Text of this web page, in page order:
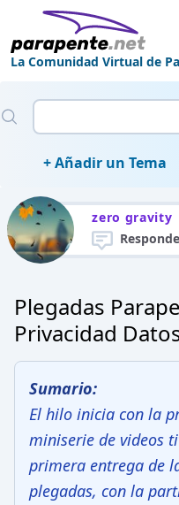
La Comunidad Virtual de
+ Añadir un Tema
zero gravity
Plegadas
Privacidad
Sumario:
El hilo inicia con la
miniserie de videos
primera entrega de
plegadas, con la